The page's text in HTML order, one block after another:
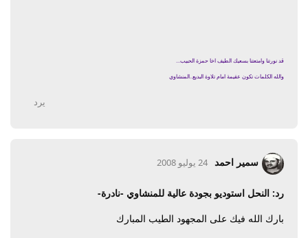
قد نورتنا وامتعتنا بسعيك الطيف اخا حمزة الحبيب...
والله الكلمات تكون عقيمة امام تلاوة البديع..المنشاوي
يرد
سمير احمد 24 يوليو 2008
رد: النحل استوديو بجودة عالية للمنشاوي -نادرة-
بارك الله فيك على المجهود الطيب المبارك